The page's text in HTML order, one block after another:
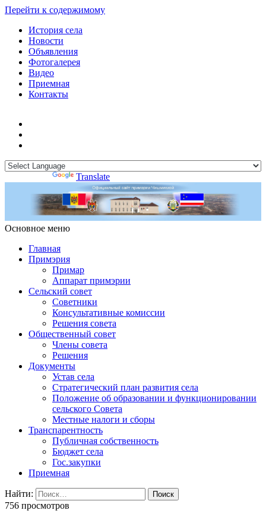
Перейти к содержимому
История села
Новости
Объявления
Фотогалерея
Видео
Приемная
Контакты
Translate
Основное меню
Примэрия Чишмикиой
Главная
Примэрия
Примар
Аппарат примэрии
Сельский совет
Советники
Консультативные комиссии
Решения совета
Общественный совет
Члены совета
Решения
Документы
Устав села
Стратегический план развития села
Положение об образовании и функционировании
сельского Совета
Местные налоги и сборы
Транспарентность
Публичная собственность
Бюджет села
Гос.закупки
Приемная
Найти:
756 просмотров